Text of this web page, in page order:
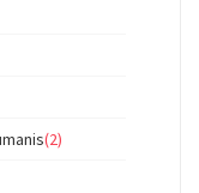
(2)